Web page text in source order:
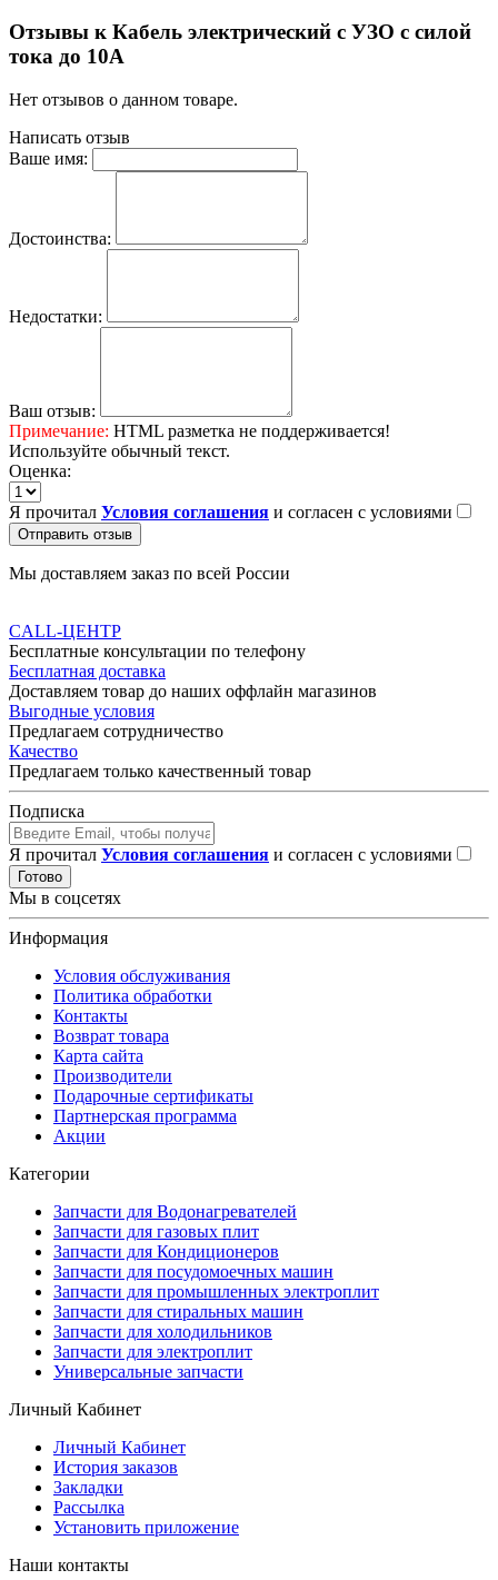
Отзывы к Кабель электрический с УЗО с силой
тока до 10А
Нет отзывов о данном товаре.
Написать отзыв
Ваше имя:
Достоинства:
Недостатки:
Ваш отзыв:
Примечание: HTML разметка не поддерживается!
Используйте обычный текст.
Оценка:
Я прочитал Условия соглашения и согласен с условиями
Отправить отзыв
Мы доставляем заказ по всей России
CALL-ЦЕНТР
Бесплатные консультации по телефону
Бесплатная доставка
Доставляем товар до наших оффлайн магазинов
Выгодные условия
Предлагаем сотрудничество
Качество
Предлагаем только качественный товар
Подписка
Я прочитал Условия соглашения и согласен с условиями
Готово
Мы в соцсетях
Информация
Условия обслуживания
Политика обработки
Контакты
Возврат товара
Карта сайта
Производители
Подарочные сертификаты
Партнерская программа
Акции
Категории
Запчасти для Водонагревателей
Запчасти для газовых плит
Запчасти для Кондиционеров
Запчасти для посудомоечных машин
Запчасти для промышленных электроплит
Запчасти для стиральных машин
Запчасти для холодильников
Запчасти для электроплит
Универсальные запчасти
Личный Кабинет
Личный Кабинет
История заказов
Закладки
Рассылка
Установить приложение
Наши контакты